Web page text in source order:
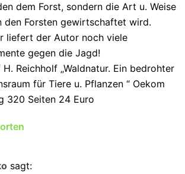
dem Forst, sondern die Art u. Weise
den Forsten gewirtschaftet wird.
liefert der Autor noch viele
gegen die Jagd!
Reichholf „Waldnatur. Ein bedrohter
für Tiere u. Pflanzen “ Oekom
320 Seiten 24 Euro
sagt: